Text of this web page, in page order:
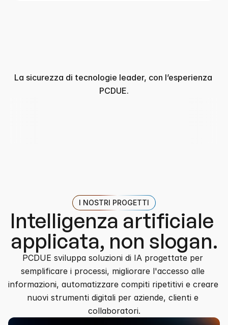
La sicurezza di tecnologie leader, con l’esperienza
PCDUE.
I NOSTRI PROGETTI
Intelligenza artificiale
applicata, non slogan.
PCDUE sviluppa soluzioni di IA progettate per
semplificare i processi, migliorare l'accesso alle
informazioni, automatizzare compiti ripetitivi e creare
nuovi strumenti digitali per aziende, clienti e
collaboratori.